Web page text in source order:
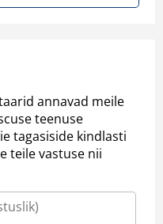
annavad meile
teenuse
tagasiside kindlasti
teile vastuse nii